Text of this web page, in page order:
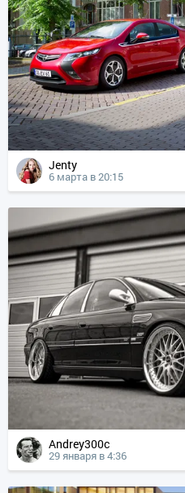
Jenty
6 марта в 20:15
Andrey300c
29 января в 4:36